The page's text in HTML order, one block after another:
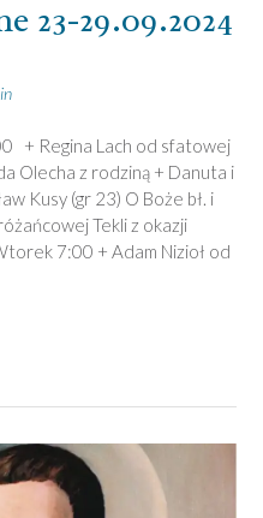
23-29.09.2024
+ Regina Lach od sfatowej
Olecha z rodziną + Danuta i
Kusy (gr 23) O Boże bł. i
Tekli z okazji
7:00 + Adam Nizioł od